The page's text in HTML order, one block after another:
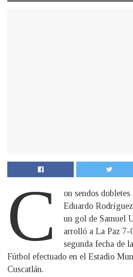
C
on sendos
Eduardo
un gol de Samuel
arrolló a La Paz 7-
segunda fecha de
Fútbol efectuado en el Estadio
Cuscatlán.